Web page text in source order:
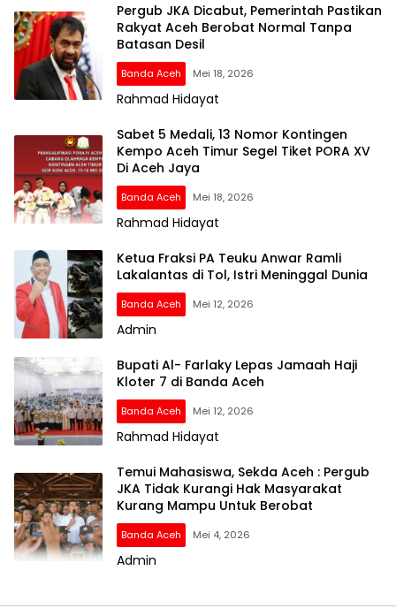
Pergub JKA Dicabut, Pemerintah Pastikan
Rakyat Aceh Berobat Normal Tanpa
Batasan Desil
Banda Aceh Mei 18, 2026
Rahmad Hidayat
Sabet 5 Medali, 13 Nomor Kontingen
Kempo Aceh Timur Segel Tiket PORA XV
Di Aceh Jaya
Banda Aceh Mei 18, 2026
Rahmad Hidayat
Ketua Fraksi PA Teuku Anwar Ramli
Lakalantas di Tol, Istri Meninggal Dunia
Banda Aceh Mei 12, 2026
Admin
Bupati Al- Farlaky Lepas Jamaah Haji
Kloter 7 di Banda Aceh
Banda Aceh Mei 12, 2026
Rahmad Hidayat
Temui Mahasiswa, Sekda Aceh : Pergub
JKA Tidak Kurangi Hak Masyarakat
Kurang Mampu Untuk Berobat
Banda Aceh Mei 4, 2026
Admin